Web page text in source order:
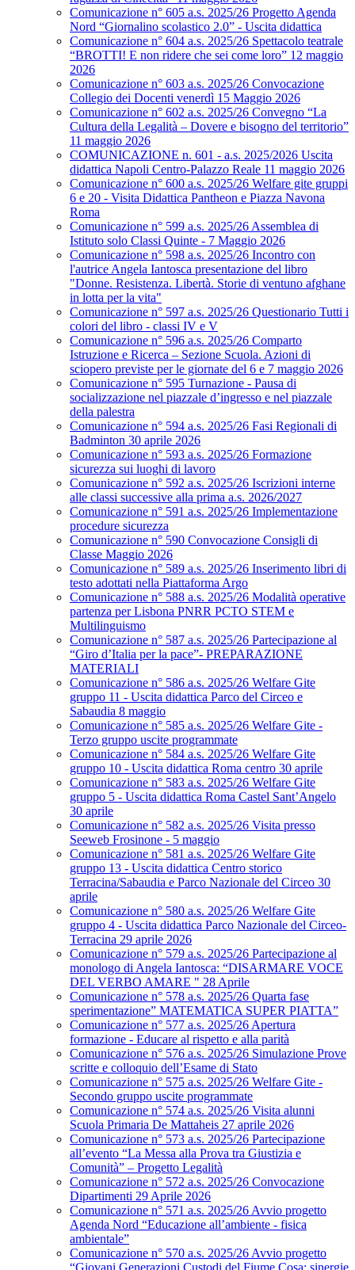
Comunicazione n° 605 a.s. 2025/26 Progetto Agenda
Nord “Giornalino scolastico 2.0” - Uscita didattica
Comunicazione n° 604 a.s. 2025/26 Spettacolo teatrale
“BROTTI! E non ridere che sei come loro” 12 maggio
2026
Comunicazione n° 603 a.s. 2025/26 Convocazione
Collegio dei Docenti venerdì 15 Maggio 2026
Comunicazione n° 602 a.s. 2025/26 Convegno “La
Cultura della Legalità – Dovere e bisogno del territorio”
11 maggio 2026
COMUNICAZIONE n. 601 - a.s. 2025/2026 Uscita
didattica Napoli Centro-Palazzo Reale 11 maggio 2026
Comunicazione n° 600 a.s. 2025/26 Welfare gite gruppi
6 e 20 - Visita Didattica Pantheon e Piazza Navona
Roma
Comunicazione n° 599 a.s. 2025/26 Assemblea di
Istituto solo Classi Quinte - 7 Maggio 2026
Comunicazione n° 598 a.s. 2025/26 Incontro con
l'autrice Angela Iantosca presentazione del libro
"Donne. Resistenza. Libertà. Storie di ventuno afghane
in lotta per la vita"
Comunicazione n° 597 a.s. 2025/26 Questionario Tutti i
colori del libro - classi IV e V
Comunicazione n° 596 a.s. 2025/26 Comparto
Istruzione e Ricerca – Sezione Scuola. Azioni di
sciopero previste per le giornate del 6 e 7 maggio 2026
Comunicazione n° 595 Turnazione - Pausa di
socializzazione nel piazzale d’ingresso e nel piazzale
della palestra
Comunicazione n° 594 a.s. 2025/26 Fasi Regionali di
Badminton 30 aprile 2026
Comunicazione n° 593 a.s. 2025/26 Formazione
sicurezza sui luoghi di lavoro
Comunicazione n° 592 a.s. 2025/26 Iscrizioni interne
alle classi successive alla prima a.s. 2026/2027
Comunicazione n° 591 a.s. 2025/26 Implementazione
procedure sicurezza
Comunicazione n° 590 Convocazione Consigli di
Classe Maggio 2026
Comunicazione n° 589 a.s. 2025/26 Inserimento libri di
testo adottati nella Piattaforma Argo
Comunicazione n° 588 a.s. 2025/26 Modalità operative
partenza per Lisbona PNRR PCTO STEM e
Multilinguismo
Comunicazione n° 587 a.s. 2025/26 Partecipazione al
“Giro d’Italia per la pace”- PREPARAZIONE
MATERIALI
Comunicazione n° 586 a.s. 2025/26 Welfare Gite
gruppo 11 - Uscita didattica Parco del Circeo e
Sabaudia 8 maggio
Comunicazione n° 585 a.s. 2025/26 Welfare Gite -
Terzo gruppo uscite programmate
Comunicazione n° 584 a.s. 2025/26 Welfare Gite
gruppo 10 - Uscita didattica Roma centro 30 aprile
Comunicazione n° 583 a.s. 2025/26 Welfare Gite
gruppo 5 - Uscita didattica Roma Castel Sant’Angelo
30 aprile
Comunicazione n° 582 a.s. 2025/26 Visita presso
Seeweb Frosinone - 5 maggio
Comunicazione n° 581 a.s. 2025/26 Welfare Gite
gruppo 13 - Uscita didattica Centro storico
Terracina/Sabaudia e Parco Nazionale del Circeo 30
aprile
Comunicazione n° 580 a.s. 2025/26 Welfare Gite
gruppo 4 - Uscita didattica Parco Nazionale del Circeo-
Terracina 29 aprile 2026
Comunicazione n° 579 a.s. 2025/26 Partecipazione al
monologo di Angela Iantosca: “DISARMARE VOCE
DEL VERBO AMARE " 28 Aprile
Comunicazione n° 578 a.s. 2025/26 Quarta fase
sperimentazione” MATEMATICA SUPER PIATTA”
Comunicazione n° 577 a.s. 2025/26 Apertura
formazione - Educare al rispetto e alla parità
Comunicazione n° 576 a.s. 2025/26 Simulazione Prove
scritte e colloquio dell’Esame di Stato
Comunicazione n° 575 a.s. 2025/26 Welfare Gite -
Secondo gruppo uscite programmate
Comunicazione n° 574 a.s. 2025/26 Visita alunni
Scuola Primaria De Mattaheis 27 aprile 2026
Comunicazione n° 573 a.s. 2025/26 Partecipazione
all’evento “La Messa alla Prova tra Giustizia e
Comunità” – Progetto Legalità
Comunicazione n° 572 a.s. 2025/26 Convocazione
Dipartimenti 29 Aprile 2026
Comunicazione n° 571 a.s. 2025/26 Avvio progetto
Agenda Nord “Educazione all’ambiente - fisica
ambientale”
Comunicazione n° 570 a.s. 2025/26 Avvio progetto